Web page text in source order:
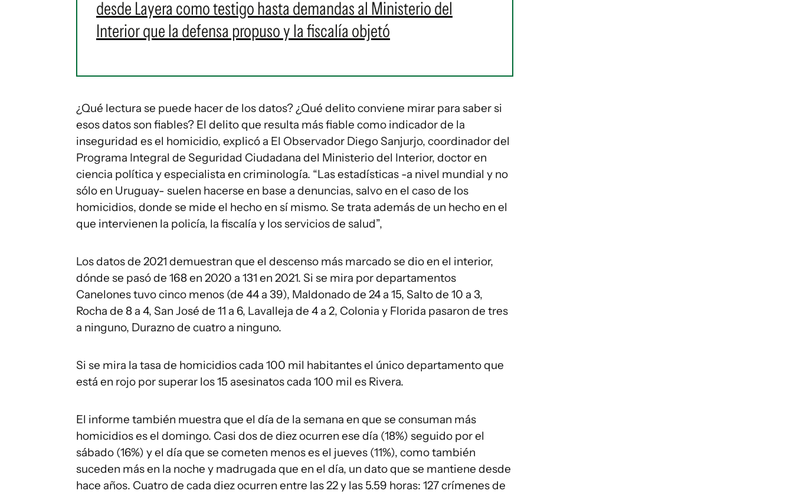
desde Layera como testigo hasta demandas al Ministerio del
Interior que la defensa propuso y la fiscalía objetó
¿Qué lectura se puede hacer de los datos? ¿Qué delito conviene mirar para saber si
esos datos son fiables? El delito que resulta más fiable como indicador de la
inseguridad es el homicidio, explicó a El Observador Diego Sanjurjo, coordinador del
Programa Integral de Seguridad Ciudadana del Ministerio del Interior, doctor en
ciencia política y especialista en criminología. “Las estadísticas -a nivel mundial y no
sólo en Uruguay- suelen hacerse en base a denuncias, salvo en el caso de los
homicidios, donde se mide el hecho en sí mismo. Se trata además de un hecho en el
que intervienen la policía, la fiscalía y los servicios de salud”,
Los datos de 2021 demuestran que el descenso más marcado se dio en el interior,
dónde se pasó de 168 en 2020 a 131 en 2021. Si se mira por departamentos
Canelones tuvo cinco menos (de 44 a 39), Maldonado de 24 a 15, Salto de 10 a 3,
Rocha de 8 a 4, San José de 11 a 6, Lavalleja de 4 a 2, Colonia y Florida pasaron de tres
a ninguno, Durazno de cuatro a ninguno.
Si se mira la tasa de homicidios cada 100 mil habitantes el único departamento que
está en rojo por superar los 15 asesinatos cada 100 mil es Rivera.
El informe también muestra que el día de la semana en que se consuman más
homicidios es el domingo. Casi dos de diez ocurren ese día (18%) seguido por el
sábado (16%) y el día que se cometen menos es el jueves (11%), como también
suceden más en la noche y madrugada que en el día, un dato que se mantiene desde
hace años. Cuatro de cada diez ocurren entre las 22 y las 5.59 horas: 127 crímenes de